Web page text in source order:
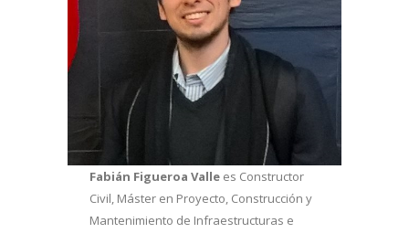
Fabián Figueroa Valle es Constructor
Civil, Máster en Proyecto, Construcción y
Mantenimiento de Infraestructuras e